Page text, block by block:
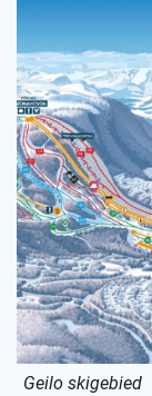
Geilo skigebied